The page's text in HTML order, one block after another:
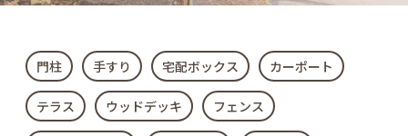
門柱 手すり 宅配ボックス カーポート
テラス ウッドデッキ フェンス